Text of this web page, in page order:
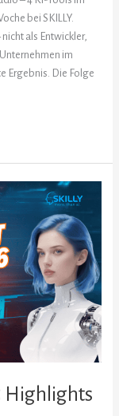
bei SKILLY.
als Entwickler,
im
Ergebnis. Die Folge
Highlights